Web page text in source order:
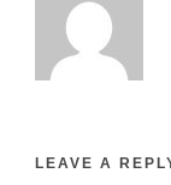
LEAVE A